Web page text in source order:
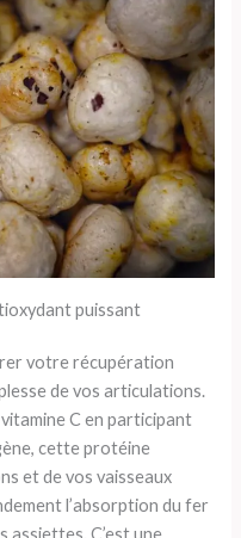
puissant
votre récupération
de vos articulations.
C en participant
cette protéine
et de vos vaisseaux
l’absorption du fer
assiettes. C’est une